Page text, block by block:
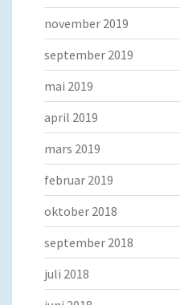
november 2019
september 2019
mai 2019
april 2019
mars 2019
februar 2019
oktober 2018
september 2018
juli 2018